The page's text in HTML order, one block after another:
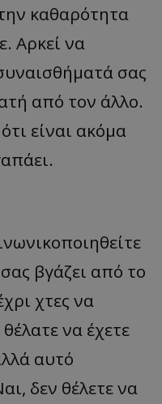
καθαρότητα
Αρκεί να
σας
από τον άλλο.
είναι ακόμα
βγάζει από το
χτες να
να έχετε
αυτό
δεν θέλετε να